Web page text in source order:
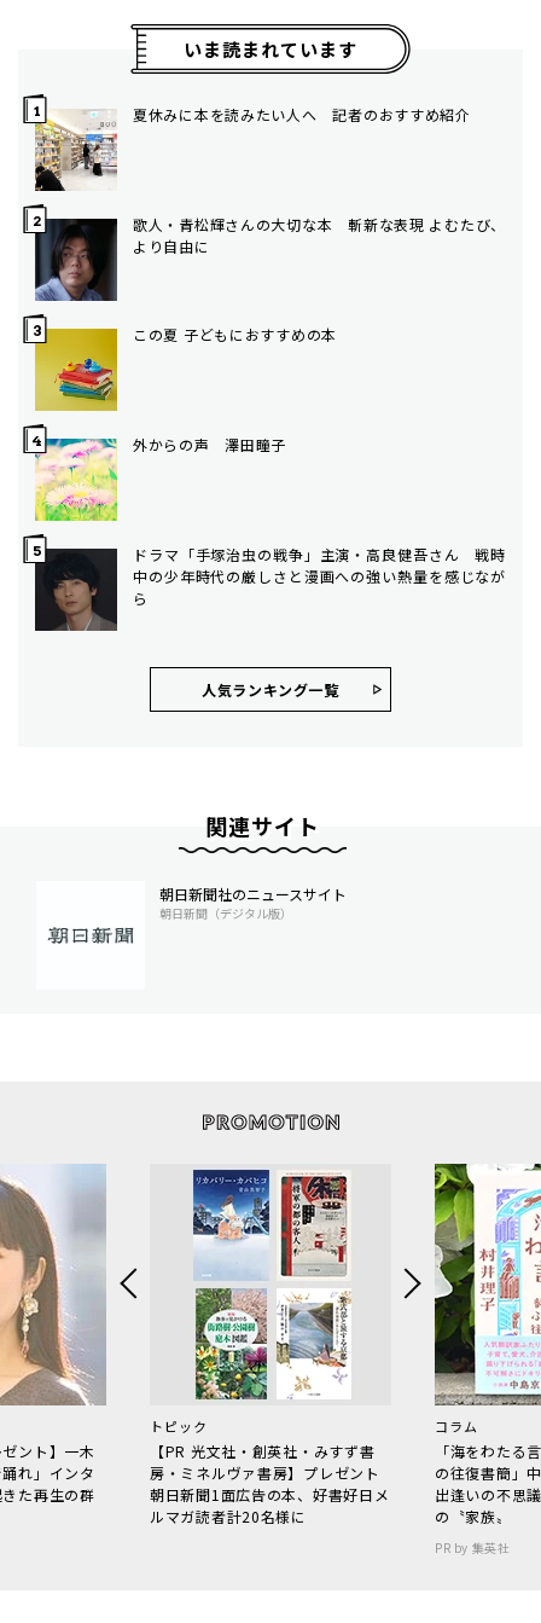
いま読まれています
夏休みに本を読みたい人へ 記者のおすすめ紹介
歌人・青松輝さんの大切な本 斬新な表現 よむたび、
より自由に
この夏 子どもにおすすめの本
外からの声 澤田瞳子
ドラマ「手塚治虫の戦争」主演・高良健吾さん 戦時
中の少年時代の厳しさと漫画への強い熱量を感じなが
ら
人気ランキング⼀覧
関連サイト
朝日新聞社のニュースサイト
朝日新聞（デジタル版）
ント】一木
れ」インタ
た再生の群
トピック
【PR 光文社・創英社・みすず書
房・ミネルヴァ書房】プレゼント
朝日新聞1面広告の本、好書好日メ
ルマガ読者計20名様に
コラム
「海をわた
の往復書簡」
出逢いの不思
の〝家族〟
PR by 集英社